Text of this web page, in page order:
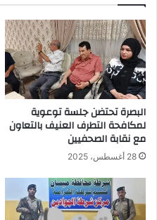
البصرة تحتضن جلسة توعوية
لمكافحة التطرف العنيف بالتعاون
مع نقابة الصحفيين
28 أغسطس، 2025